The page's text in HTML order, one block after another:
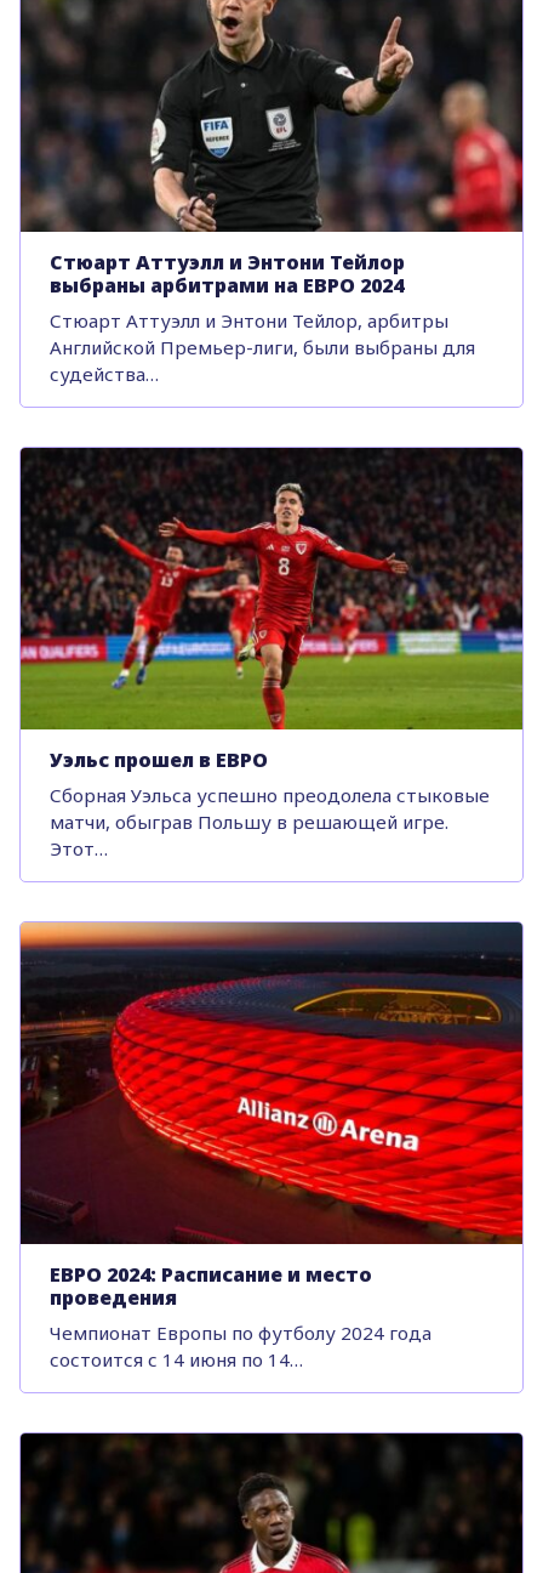
Стюарт Аттуэлл и Энтони Тейлор
выбраны арбитрами на ЕВРО 2024
Стюарт Аттуэлл и Энтони Тейлор, арбитры
Английской Премьер-лиги, были выбраны для
судейства…
Уэльс прошел в ЕВРО
Сборная Уэльса успешно преодолела стыковые
матчи, обыграв Польшу в решающей игре.
Этот…
ЕВРО 2024: Расписание и место
проведения
Чемпионат Европы по футболу 2024 года
состоится с 14 июня по 14…